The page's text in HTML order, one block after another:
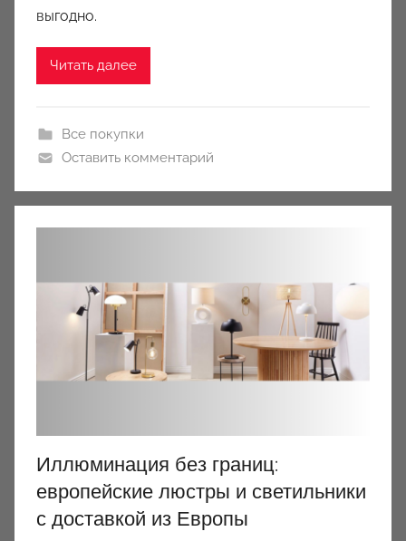
выгодно.
Читать далее
Все покупки
Оставить комментарий
Иллюминация без границ:
европейские люстры и светильники
с доставкой из Европы